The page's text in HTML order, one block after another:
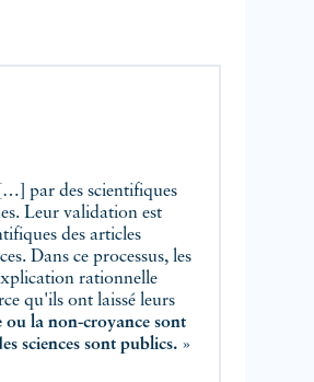
par des scientifiques
Leur validation est
des articles
Dans ce processus, les
rationnelle
qu'ils ont laissé leurs
ou la non-croyance sont
sciences sont publics. »